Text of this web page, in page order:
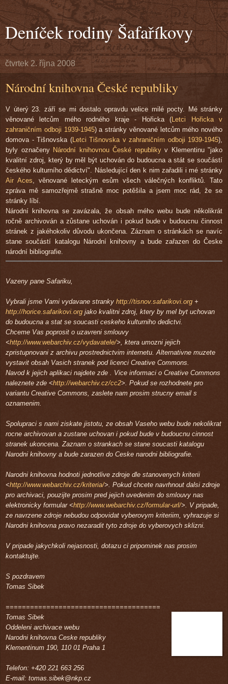
Deníček rodiny Šafaříkovy
čtvrtek 2. října 2008
Národní knihovna České republiky
V úterý 23. září se mi dostalo opravdu velice milé pocty. Mé stránky
věnované letcům mého rodného kraje - Hořicka ( Letci Hořicka v
zahraničním odboji 1939-1945) a stránky věnované letcům mého nového
domova - Tišnovska (Letci Tišnovska v zahraničním odboji 1939-1945),
byly označeny Národní knihovnou České republikyv Klementinu "jako
kvalitní zdroj, který by měl být uchován do budoucna a stát se součástí
českého kulturního dědictví". Následující den k nim zařadili i mé stránky
Air Aces , věnované leteckým esům všech válečných konfliktů. Tato
zpráva mě samozřejmě strašně moc potěšila a jsem moc rád, že se
stránky líbí.
Národní knihovna se zavázala, že obsah mého webu bude několikrát
ročně archivován a zůstane uchován i pokud bude v budoucnu činnost
stránek z jakéhokoliv důvodu ukončena. Záznam o stránkách se navíc
stane součástí katalogu Národní knihovny a bude zařazen do Česke
národní bibliografie.
Vazeny pane Safariku,
Vybrali jsme Vami vydavane stranky http://tisnov.safarikovi.org +
http://horice.safarikovi.org jako kvalitni zdroj, ktery by mel byt uchovan
do budoucna a stat se soucasti ceskeho kulturniho dedictvi.
Chceme Vas poprosit o uzavreni smlouvy
<http://www.webarchiv.cz/vydavatele/> , ktera umozni jejich
zpristupnovani z archivu prostrednictvim internetu. Alternativne muzete
vystavit obsah Vasich stranek pod licenci Creative Commons.
Navod k jejich aplikaci najdete zde
. Vice informaci o Creative Commons
naleznete zde <http://webarchiv.cz/cc2>. Pokud se rozhodnete pro
variantu Creative Commons, zaslete nam prosim strucny email s
oznamenim.
Spolupraci s nami ziskate jistotu, ze obsah Vaseho webu bude nekolikrat
rocne archivovan a zustane uchovan i pokud bude v budoucnu cinnost
stranek ukoncena. Zaznam o strankach se stane soucasti katalogu
Narodni knihovny a bude zarazen do Ceske narodni bibliografie.
Narodni knihovna hodnoti jednotlive zdroje dle stanovenych kriterii
<http://www.webarchiv.cz/kriteria/>. Pokud chcete navrhnout dalsi zdroje
pro archivaci, pouzijte prosim pred jejich uvedenim do smlouvy nas
elektronicky formular <http://www.webarchiv.cz/formular-url/>. V pripade,
ze navrzene zdroje nebudou odpovidat vyberovym kriteriim, vyhrazuje si
Narodni knihovna pravo nezaradit tyto zdroje do vyberovych sklizni.
V pripade jakychkoli nejasnosti, dotazu ci pripominek nas prosim
kontaktujte.
S pozdravem
Tomas Sibek
======================================
Tomas Sibek
Oddeleni archivace webu
Narodni knihovna Ceske republiky
Klementinum 190, 110 01 Praha 1
Telefon: +420 221 663 256
E-mail: tomas.sibek@nkp.cz